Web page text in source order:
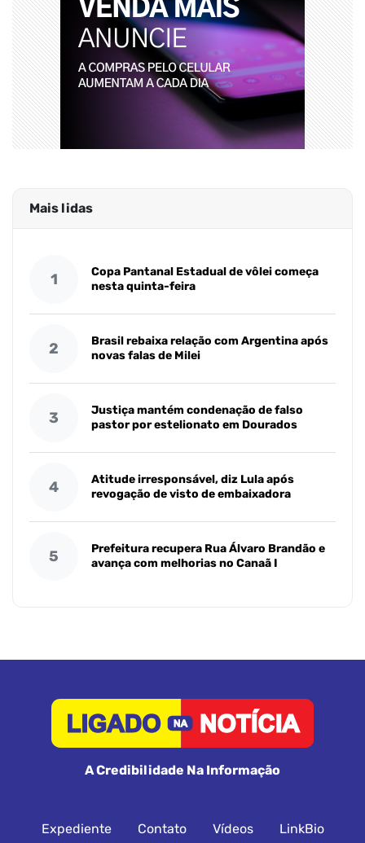
Mais lidas
1
Copa Pantanal Estadual de vôlei começa
nesta quinta-feira
2
Brasil rebaixa relação com Argentina após
novas falas de Milei
3
Justiça mantém condenação de falso
pastor por estelionato em Dourados
4
Atitude irresponsável, diz Lula após
revogação de visto de embaixadora
5
Prefeitura recupera Rua Álvaro Brandão e
avança com melhorias no Canaã I
A Credibilidade Na Informação
Expediente Contato Vídeos LinkBio